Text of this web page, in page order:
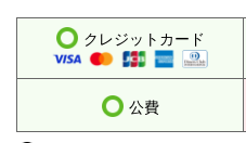
クレジットカード
公費